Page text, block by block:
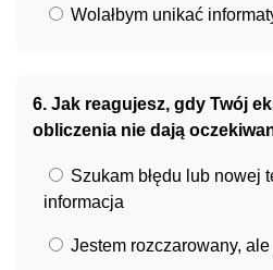
Wolałbym unikać
6. Jak reagujesz, gdy Twój
obliczenia nie dają
Szukam błędu lub nowej
informacja
Jestem rozczarowany,